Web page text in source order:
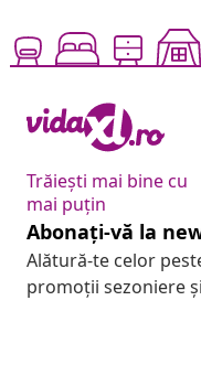
Trăiești mai bine cu
mai puțin
Abonați-vă la
Alătură-te celor
promoții sezoniere